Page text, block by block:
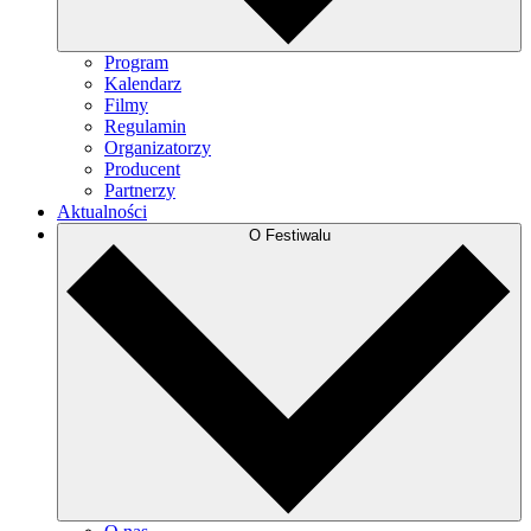
Program
Kalendarz
Filmy
Regulamin
Organizatorzy
Producent
Partnerzy
Aktualności
O Festiwalu